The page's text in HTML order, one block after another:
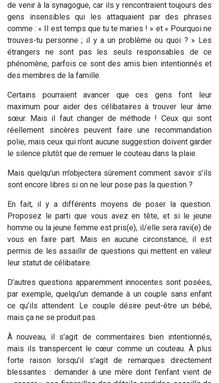
de venir à la synagogue, car ils y rencontraient toujours des
gens insensibles qui les attaquaient par des phrases
comme : « Il est temps que tu te maries ! » et « Pourquoi ne
trouves-tu personne ; il y a un problème ou quoi ? » Les
étrangers ne sont pas les seuls responsables de ce
phénomène, parfois ce sont des amis bien intentionnés et
des membres de la famille.
Certains pourraient avancer que ces gens font leur
maximum pour aider des célibataires à trouver leur âme
sœur. Mais il faut changer de méthode ! Ceux qui sont
réellement sincères peuvent faire une recommandation
polie, mais ceux qui n’ont aucune suggestion doivent garder
le silence plutôt que de remuer le couteau dans la plaie.
Mais quelqu’un m’objectera sûrement comment savoir s’ils
sont encore libres si on ne leur pose pas la question ?
En fait, il y a différents moyens de poser la question.
Proposez le parti que vous avez en tête, et si le jeune
homme ou la jeune femme est pris(e), il/elle sera ravi(e) de
vous en faire part. Mais en aucune circonstance, il est
permis de les assaillir de questions qui mettent en valeur
leur statut de célibataire.
D’autres questions apparemment innocentes sont posées,
par exemple, quelqu’un demande à un couple sans enfant
ce qu’ils attendent. Le couple désire peut-être un bébé,
mais ça ne se produit pas.
À nouveau, il s’agit de commentaires bien intentionnés,
mais ils transpercent le cœur comme un couteau. À plus
forte raison lorsqu’il s’agit de remarques directement
blessantes : demander à une mère dont l’enfant vient de